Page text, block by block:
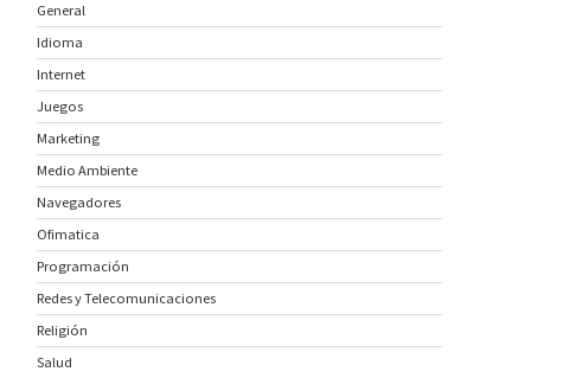
General
Idioma
Internet
Juegos
Marketing
Medio Ambiente
Navegadores
Ofimatica
Programación
Redes y Telecomunicaciones
Religión
Salud